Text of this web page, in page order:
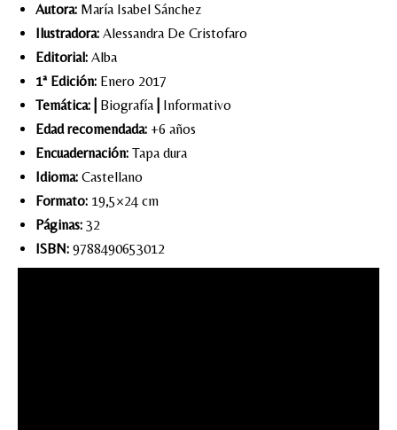
Autora: María Isabel Sánchez
Ilustradora: Alessandra De Cristofaro
Editorial: Alba
1ª Edición: Enero 2017
Temática:
Biografía
Informativo
Edad recomendada: +6 años
Encuadernación: Tapa dura
Idioma: Castellano
Formato: 19,5×24 cm
Páginas: 32
ISBN: 9788490653012